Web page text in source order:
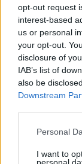
opt-out request
interest-based
us or personal
your opt-out.
disclosure of
IAB’s list of
also be
Downstream
Personal
I want to